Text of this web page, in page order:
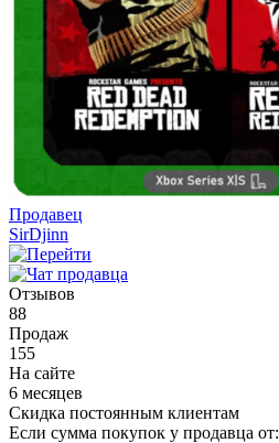
Продавец
SirDjinn
Отзывов
88
Продаж
155
На сайте
6 месяцев
Скидка постоянным клиентам
Если сумма покупок у продавца от: